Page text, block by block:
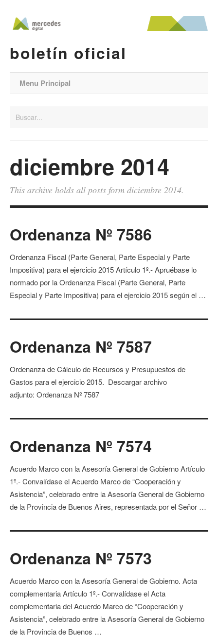
boletín oficial
Menu Principal
diciembre 2014
This archive holds all posts form diciembre 2014.
Ordenanza Nº 7586
Ordenanza Fiscal (Parte General, Parte Especial y Parte
Impositiva) para el ejercicio 2015 Artículo 1º.- Apruébase lo
normado por la Ordenanza Fiscal (Parte General, Parte
Especial y Parte Impositiva) para el ejercicio 2015 según el …
Ordenanza Nº 7587
Ordenanza de Cálculo de Recursos y Presupuestos de
Gastos para el ejercicio 2015. Descargar archivo
adjunto: Ordenanza Nº 7587
Ordenanza Nº 7574
Acuerdo Marco con la Asesoría General de Gobierno Artículo
1º.- Convalídase el Acuerdo Marco de “Cooperación y
Asistencia”, celebrado entre la Asesoría General de Gobierno
de la Provincia de Buenos Aires, representada por el Señor …
Ordenanza Nº 7573
Acuerdo Marco con la Asesoría General de Gobierno. Acta
complementaria Artículo 1º.- Convalídase el Acta
complementaria del Acuerdo Marco de “Cooperación y
Asistencia”, celebrado entre la Asesoría General de Gobierno
de la Provincia de Buenos …